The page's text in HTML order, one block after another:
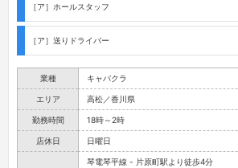
［ア］ホールスタッフ
［ア］送りドライバー
業種 キャバクラ
エリア 高松／香川県
勤務時間 18時～2時
店休日 日曜日
琴電琴平線 - 片原町駅より徒歩4分